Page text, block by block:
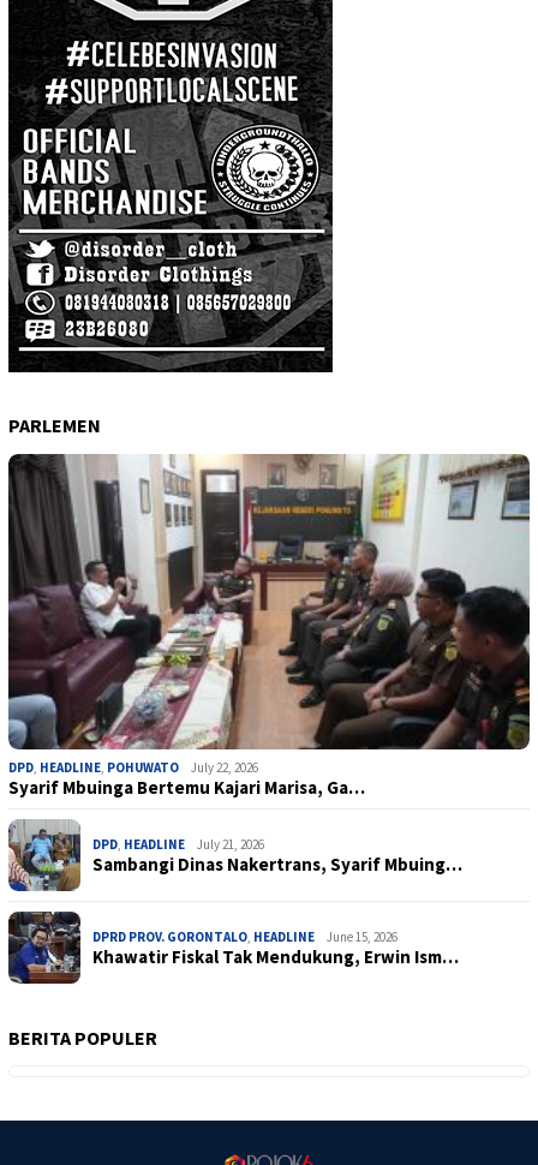
PARLEMEN
DPD HEADLINE POHUWATO July 22, 2026
Syarif Mbuinga Bertemu Kajari Marisa, Ga…
DPD HEADLINE July 21, 2026
Sambangi Dinas Nakertrans, Syarif Mbuing…
DPRD PROV. GORONTALO HEADLINE June 15, 2026
Khawatir Fiskal Tak Mendukung, Erwin Ism…
BERITA POPULER